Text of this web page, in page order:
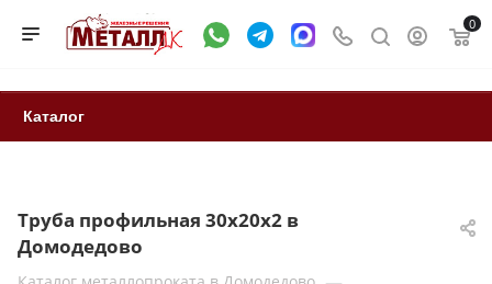
0
Каталог
Труба профильная 30х20х2 в
Домодедово